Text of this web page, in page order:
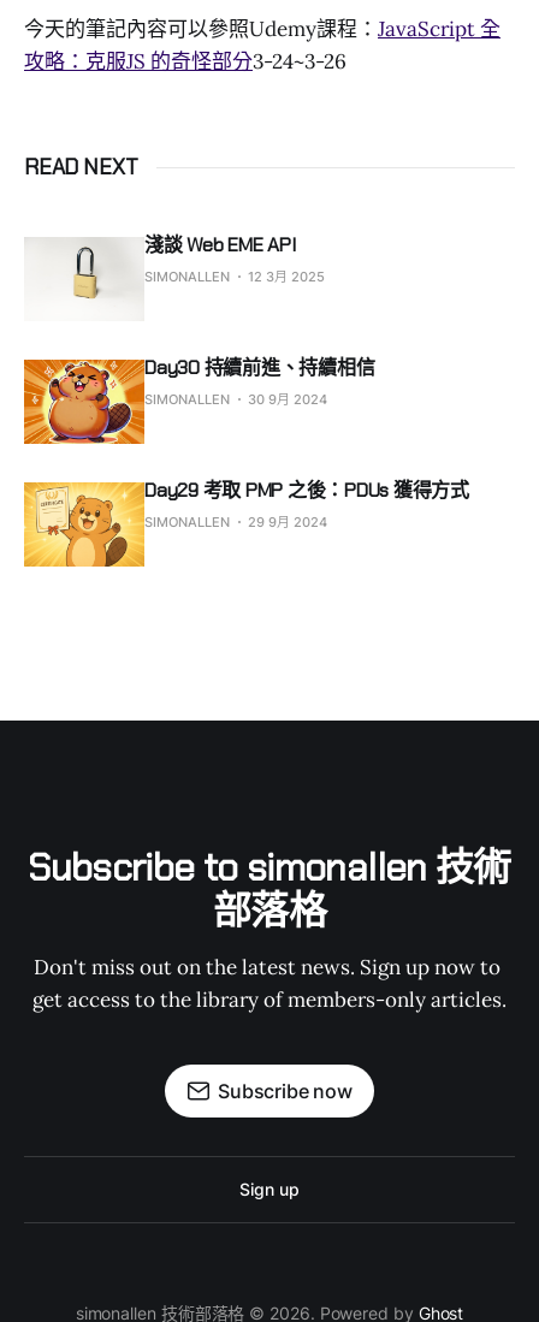
今天的筆記內容可以參照Udemy課程： JavaScript 全
攻略：克服JS 的奇怪部分3-24~3-26
READ NEXT
淺談 Web EME API
SIMONALLEN 12 3月 2025
Day30 持續前進、持續相信
SIMONALLEN 30 9月 2024
Day29 考取 PMP 之後：PDUs 獲得方式
SIMONALLEN 29 9月 2024
Subscribe to simonallen 技術
部落格
Don't miss out on the latest news. Sign up now to
get access to the library of members-only articles.
Subscribe now
Sign up
simonallen 技術部落格 © 2026. Powered by Ghost